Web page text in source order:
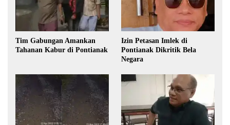
Tim Gabungan Amankan
Tahanan Kabur di Pontianak
Izin Petasan Imlek di
Pontianak Dikritik Bela
Negara